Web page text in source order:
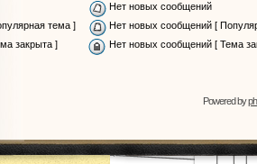
Нет новых сообщений
тема ]
Нет новых сообщений [
закрыта ]
Нет новых сообщений [ Тема
Powered by